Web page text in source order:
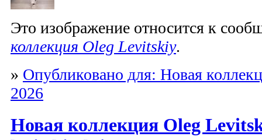
Это изображение относится к
коллекция Oleg Levitskiy.
» Опубликовано для: Новая
2026
Новая коллекция Oleg